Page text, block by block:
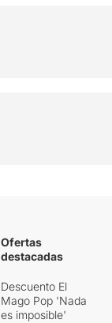
Ofertas
destacadas
Descuento El
Mago Pop 'Nada
es imposible'